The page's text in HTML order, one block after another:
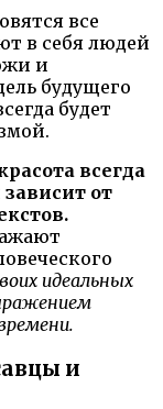
все
в себя людей
и
будущего
будет
всегда
от
идеальных
и